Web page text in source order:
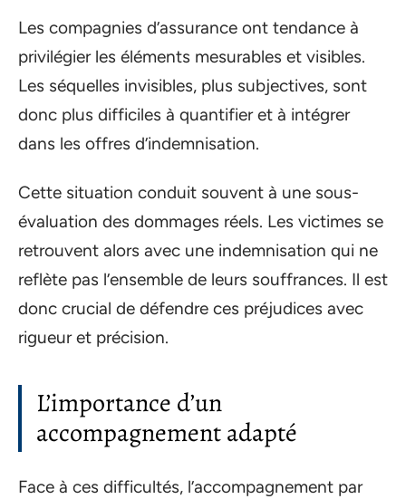
Les compagnies d’assurance ont tendance à
privilégier les éléments mesurables et visibles.
Les séquelles invisibles, plus subjectives, sont
donc plus difficiles à quantifier et à intégrer
dans les offres d’indemnisation.
Cette situation conduit souvent à une sous-
évaluation des dommages réels. Les victimes se
retrouvent alors avec une indemnisation qui ne
reflète pas l’ensemble de leurs souffrances. Il est
donc crucial de défendre ces préjudices avec
rigueur et précision.
L’importance d’un
accompagnement adapté
Face à ces difficultés, l’accompagnement par